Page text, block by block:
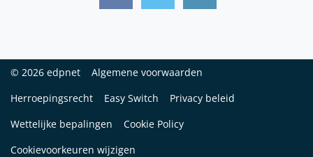
© 2026 edpnet
Algemene voorwaarden
Herroepingsrecht
Easy Switch
Privacy beleid
Wettelijke bepalingen
Cookie Policy
Cookievoorkeuren wijzigen